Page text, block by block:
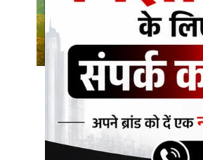
मनोरंजन
स्वास्थ्य\लाइफस्टाइल
अजब गजब